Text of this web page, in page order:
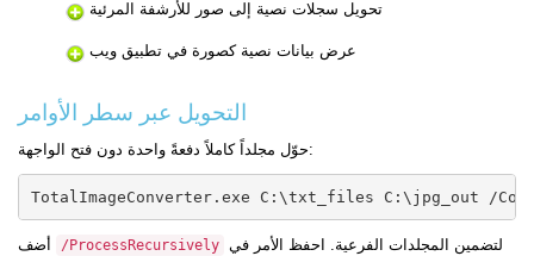
تحويل سجلات نصية إلى صور للأرشفة المرئية
عرض بيانات نصية كصورة في تطبيق ويب
التحويل عبر سطر الأوامر
حوّل مجلداً كاملاً دفعةً واحدة دون فتح الواجهة:
TotalImageConverter.exe C:\txt_files C:\jpg_out /
/ProcessRecursively